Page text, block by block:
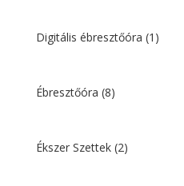
Digitális ébresztőóra (1)
Ébresztőóra (8)
Ékszer Szettek (2)